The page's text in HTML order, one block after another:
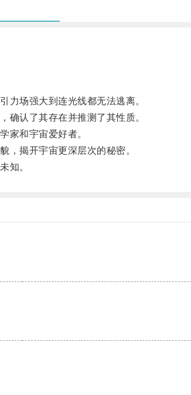
场强大到连光线都无法逃离。
认了其存在并推测了其性质。
和宇宙爱好者。
揭开宇宙更深层次的秘密。
知。